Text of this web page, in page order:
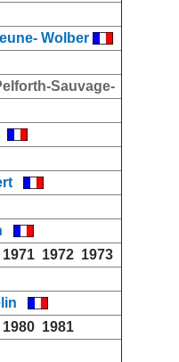
Wolber
Sauvage-
1971 1972 1973
1980 1981